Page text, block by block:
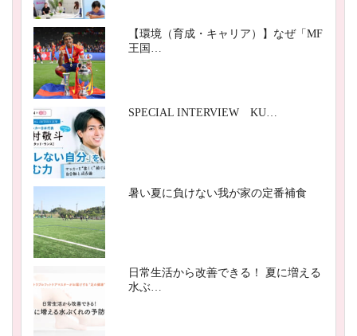
【環境（育成・キャリア）】なぜ「MF
王国…
SPECIAL INTERVIEW KU…
暑い夏に負けない我が家の定番補食
日常生活から改善できる！ 夏に増える
水ぶ…